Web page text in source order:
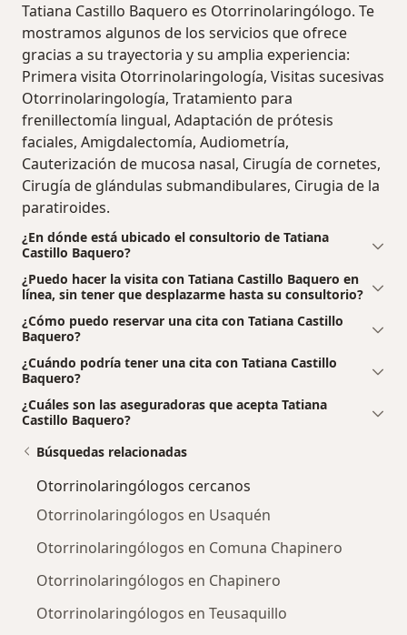
Tatiana Castillo Baquero es Otorrinolaringólogo. Te
mostramos algunos de los servicios que ofrece
gracias a su trayectoria y su amplia experiencia:
Primera visita Otorrinolaringología, Visitas sucesivas
Otorrinolaringología, Tratamiento para
frenillectomía lingual, Adaptación de prótesis
faciales, Amigdalectomía, Audiometría,
Cauterización de mucosa nasal, Cirugía de cornetes,
Cirugía de glándulas submandibulares, Cirugia de la
paratiroides.
¿En dónde está ubicado el consultorio de Tatiana
Castillo Baquero?
¿Puedo hacer la visita con Tatiana Castillo Baquero en
línea, sin tener que desplazarme hasta su consultorio?
¿Cómo puedo reservar una cita con Tatiana Castillo
Baquero?
¿Cuándo podría tener una cita con Tatiana Castillo
Baquero?
¿Cuáles son las aseguradoras que acepta Tatiana
Castillo Baquero?
Búsquedas relacionadas
Otorrinolaringólogos cercanos
Otorrinolaringólogos en Usaquén
Otorrinolaringólogos en Comuna Chapinero
Otorrinolaringólogos en Chapinero
Otorrinolaringólogos en Teusaquillo